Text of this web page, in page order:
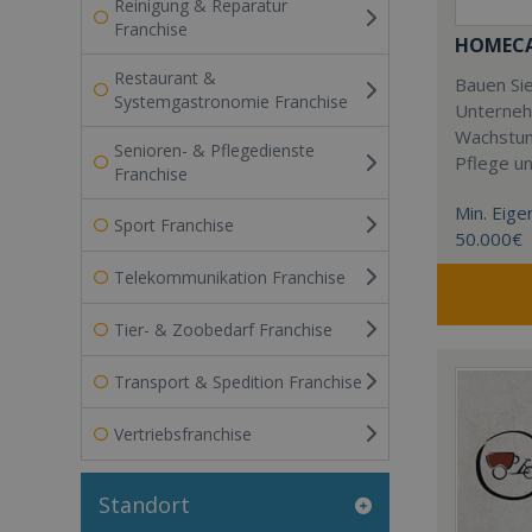
Reinigung & Reparatur
Franchise
Restaurant &
Systemgastronomie Franchise
Senioren- & Pflegedienste
Franchise
Sport Franchise
Telekommunikation Franchise
Tier- & Zoobedarf Franchise
Transport & Spedition Franchise
Vertriebsfranchise
Standort
Bauen
Pflege
Min.
50.000€